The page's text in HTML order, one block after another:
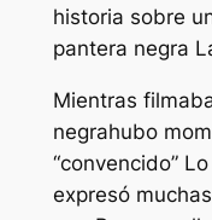
historia sobre
pantera negra
Mientras
negrahubo
“convencido”
expresó